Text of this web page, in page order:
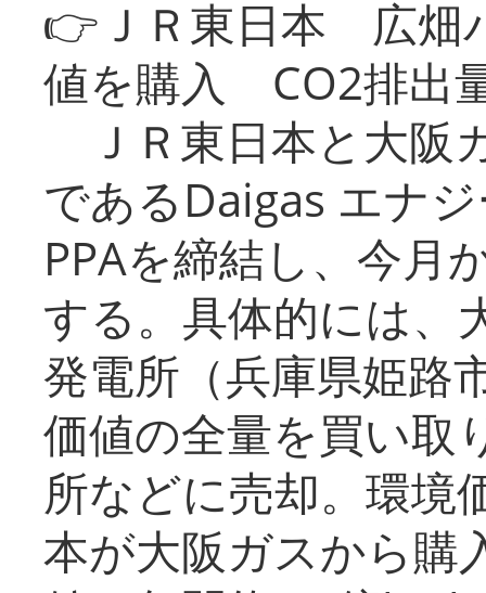
👉ＪＲ東日本 広畑
値を購入 CO2排出
ＪＲ東日本と大阪
であるDaigas エナ
PPAを締結し、今月
する。具体的には、
発電所（兵庫県姫路
価値の全量を買い取
所などに売却。環境
本が大阪ガスから購